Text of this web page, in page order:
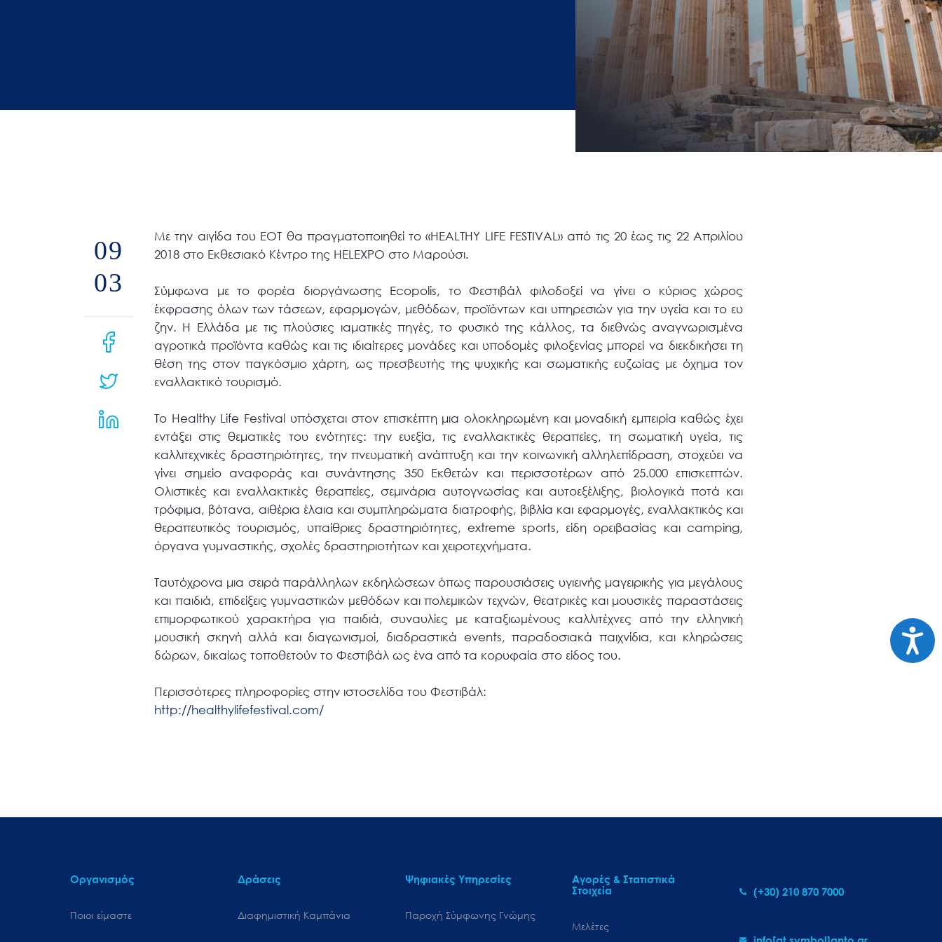
χρησιμοποιούν
09
03
Με την αιγίδα του ΕΟΤ θα πραγματοποιηθεί το «HEALTHY LIFE FESTIVAL» από τις 20 έως τις 22 Απριλίου
2018 στο Εκθεσιακό Κέντρο της HELEXPO στο Μαρούσι.
Σύμφωνα με το φορέα διοργάνωσης Ecopolis, το Φεστιβάλ φιλοδοξεί να γίνει ο κύριος χώρος
έκφρασης όλων των τάσεων, εφαρμογών, μεθόδων, προϊόντων και υπηρεσιών για την υγεία και το ευ
ζην. Η Ελλάδα με τις πλούσιες ιαματικές πηγές, το φυσικό της κάλλος, τα διεθνώς αναγνωρισμένα
αγροτικά προϊόντα καθώς και τις ιδιαίτερες μονάδες και υποδομές φιλοξενίας μπορεί να διεκδικήσει τη
θέση της στον παγκόσμιο χάρτη, ως πρεσβευτής της ψυχικής και σωματικής ευζωίας με όχημα τον
εναλλακτικό τουρισμό.
Το Healthy Life Festival υπόσχεται στον επισκέπτη μια ολοκληρωμένη και μοναδική εμπειρία καθώς έχει
εντάξει στις θεματικές του ενότητες: την ευεξία, τις εναλλακτικές θεραπείες, τη σωματική υγεία, τις
καλλιτεχνικές δραστηριότητες, την πνευματική ανάπτυξη και την κοινωνική αλληλεπίδραση, στοχεύει να
γίνει σημείο αναφοράς και συνάντησης 350 Εκθετών και περισσοτέρων από 25.000 επισκεπτών.
Ολιστικές και εναλλακτικές θεραπείες, σεμινάρια αυτογνωσίας και αυτοεξέλιξης, βιολογικά ποτά και
τρόφιμα, βότανα, αιθέρια έλαια και συμπληρώματα διατροφής, βιβλία και εφαρμογές, εναλλακτικός και
θεραπευτικός τουρισμός, υπαίθριες δραστηριότητες, extreme sports, είδη ορειβασίας και camping,
όργανα γυμναστικής, σχολές δραστηριοτήτων και χειροτεχνήματα.
Ταυτόχρονα μια σειρά παράλληλων εκδηλώσεων όπως παρουσιάσεις υγιεινής μαγειρικής για μεγάλους
και παιδιά, επιδείξεις γυµναστικών µεθόδων και πολεµικών τεχνών, θεατρικές και μουσικές παραστάσεις
επιµορφωτικού χαρακτήρα για παιδιά, συναυλίες µε καταξιωµένους καλλιτέχνες από την ελληνική
μουσική σκηνή αλλά και διαγωνισµοί, διαδραστικά events, παραδοσιακά παιχνίδια, και κληρώσεις
δώρων, δικαίως τοποθετούν το Φεστιβάλ ως ένα από τα κορυφαία στο είδος του.
Περισσότερες πληροφορίες στην ιστοσελίδα του Φεστιβάλ:
http://healthylifefestival.com/
Οργανισμός
Ποιοι είμαστε
Δράσεις
Διαφημιστική Καμπάνια
Ψηφιακές Υπηρεσίες
Παροχή Σύμφωνης Γνώμης
Αγορές & Στατιστικά
Στοιχεία
Μελέτες
(+30) 210 870 7000